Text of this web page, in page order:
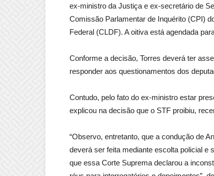
ex-ministro da Justiça e ex-secretário de
Comissão Parlamentar de Inquérito (CPI)
Federal (CLDF). A oitiva está agendada
Conforme a decisão, Torres deverá ter
responder aos questionamentos dos
Contudo, pelo fato do ex-ministro estar
explicou na decisão que o STF proibiu,
“Observo, entretanto, que a condução de
deverá ser feita mediante escolta policial
que essa Corte Suprema declarou a